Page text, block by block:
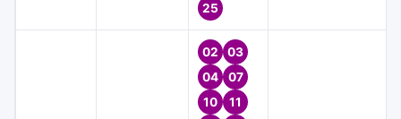
25
02
03
04
07
10
11